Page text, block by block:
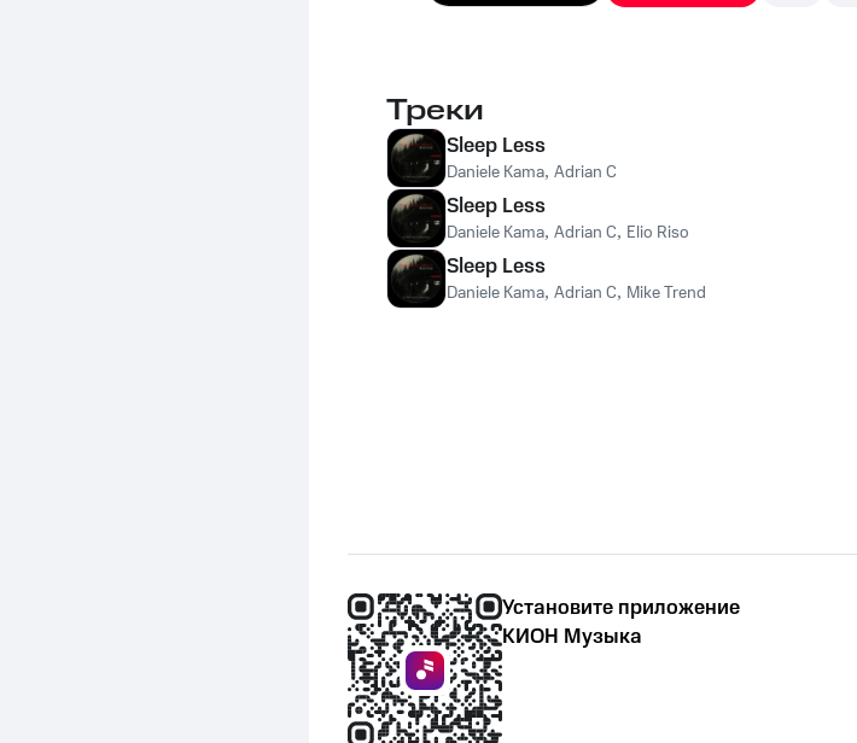
Треки
Sleep Less
Daniele Kama, Adrian C
Sleep Less
Daniele Kama, Adrian C, Elio Riso
Sleep Less
Daniele Kama, Adrian C, Mike Trend
Установите приложение
КИОН Музыка